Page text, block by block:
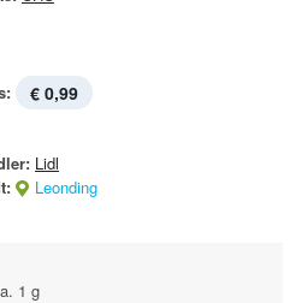
€ 0,99
Lidl
Leonding
1 g